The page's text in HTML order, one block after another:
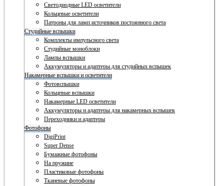
Светодиодные LED осветители
Кольцевые осветители
Патроны для ламп источников постоянного света
Студийные вспышки
Комплекты импульсного света
Студийные моноблоки
Лампы вспышки
Аккумуляторы и адаптеры для студийных вспышек
Накамерные вспышки и осветители
Фотовспышки
Кольцевые вспышки
Накамерные LED осветители
Аккумуляторы и адаптеры для накамерных вспышек
Переходники и адаптеры
Фотофоны
DigiPrint
Super Dense
Бумажные фотофоны
На пружине
Пластиковые фотофоны
Тканевые фотофоны